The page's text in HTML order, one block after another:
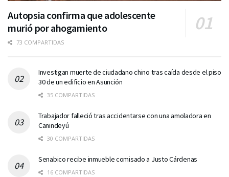
Autopsia confirma que adolescente
murió por ahogamiento
73 COMPARTIDAS
Investigan muerte de ciudadano chino tras caída desde el piso
30 de un edificio en Asunción
35 COMPARTIDAS
Trabajador falleció tras accidentarse con una amoladora en
Canindeyú
30 COMPARTIDAS
Senabico recibe inmueble comisado a Justo Cárdenas
16 COMPARTIDAS